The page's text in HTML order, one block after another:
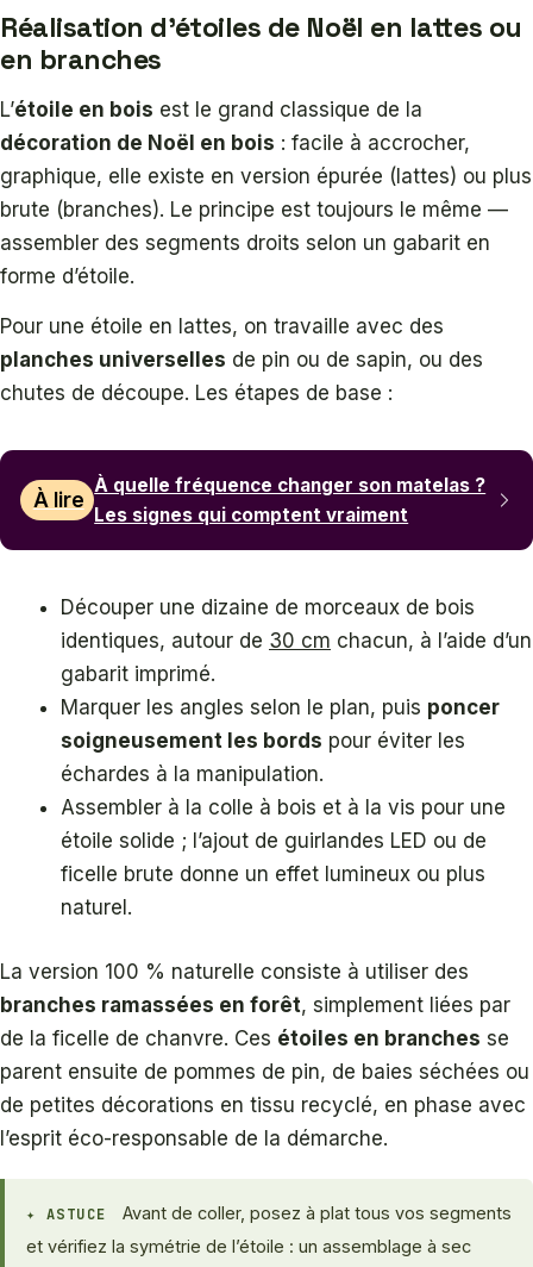
Réalisation d’étoiles de Noël en lattes ou
en branches
L’étoile en bois est le grand classique de la
décoration de Noël en bois : facile à accrocher,
graphique, elle existe en version épurée (lattes) ou plus
brute (branches). Le principe est toujours le même —
assembler des segments droits selon un gabarit en
forme d’étoile.
Pour une étoile en lattes, on travaille avec des
planches universelles de pin ou de sapin, ou des
chutes de découpe. Les étapes de base :
À lire
À quelle fréquence changer son matelas ?
Les signes qui comptent vraiment
Découper une dizaine de morceaux de bois
identiques, autour de 30 cm chacun, à l’aide d’un
gabarit imprimé.
Marquer les angles selon le plan, puis poncer
soigneusement les bords pour éviter les
échardes à la manipulation.
Assembler à la colle à bois et à la vis pour une
étoile solide ; l’ajout de guirlandes LED ou de
ficelle brute donne un effet lumineux ou plus
naturel.
La version 100 % naturelle consiste à utiliser des
branches ramassées en forêt, simplement liées par
de la ficelle de chanvre. Ces étoiles en branches se
parent ensuite de pommes de pin, de baies séchées ou
de petites décorations en tissu recyclé, en phase avec
l’esprit éco-responsable de la démarche.
✦ ASTUCE
Avant de coller, posez à plat tous vos segments
et vérifiez la symétrie de l’étoile : un assemblage à sec